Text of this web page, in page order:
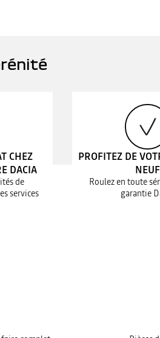
CHEZ
DACIA
de
services
PROFITEZ DE
NEUF
Roulez en toute
garantie